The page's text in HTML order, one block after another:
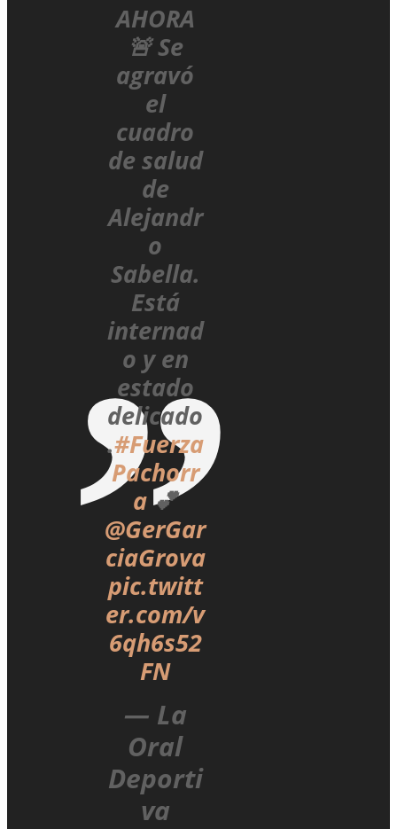
AHORA
🚨 Se
agravó
el
cuadro
de salud
de
Alejandr
o
Sabella.
Está
internad
o y en
estado
delicado
.#Fuerza
Pachorr
a💕
@GerGar
ciaGrova
pic.twitt
er.com/v
6qh6s52
FN
— La
Oral
Deporti
va